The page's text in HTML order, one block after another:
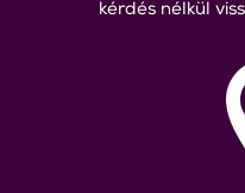
kérdés nélkül